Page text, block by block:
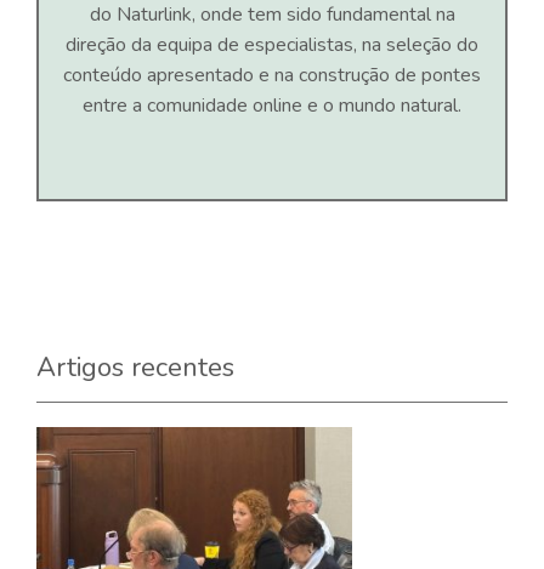
do Naturlink, onde tem sido fundamental na
direção da equipa de especialistas, na seleção do
conteúdo apresentado e na construção de pontes
entre a comunidade online e o mundo natural.
Artigos recentes